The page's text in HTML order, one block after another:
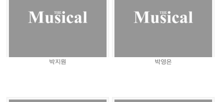
박지원 박영은